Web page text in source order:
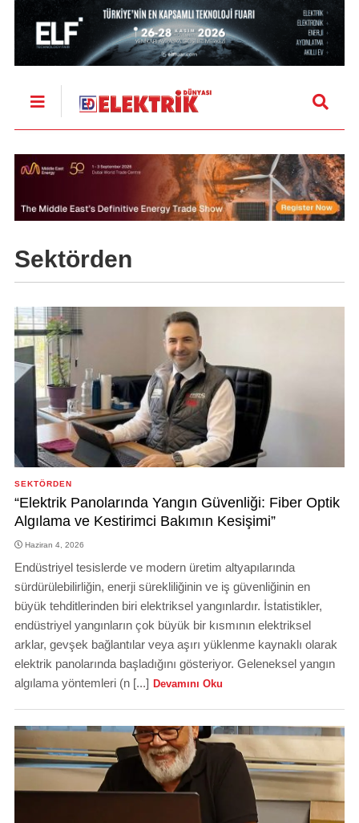
Sektörden
SEKTÖRDEN
“Elektrik Panolarında Yangın Güvenliği: Fiber Optik
Algılama ve Kestirimci Bakımın Kesişimi”
Haziran 4, 2026
Endüstriyel tesislerde ve modern üretim altyapılarında
sürdürülebilirliğin, enerji sürekliliğinin ve iş güvenliğinin en
büyük tehditlerinden biri elektriksel yangınlardır. İstatistikler,
endüstriyel yangınların çok büyük bir kısmının elektriksel
arklar, gevşek bağlantılar veya aşırı yüklenme kaynaklı olarak
elektrik panolarında başladığını gösteriyor. Geleneksel yangın
algılama yöntemleri (n [...] Devamını Oku